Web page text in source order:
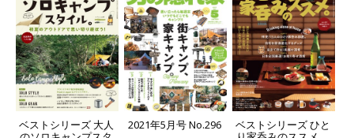
ベストシリーズ 大人
2021年5月号 No.296
ベストシリーズ ひと